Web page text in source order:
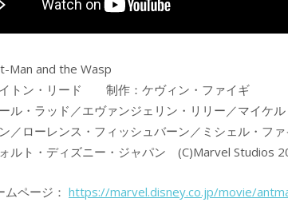
Man and the Wasp
トン・リード 制作：ケヴィン・ファイギ
ル・ラッド／エヴァンジェリン・リリー／マイケ
／ローレンス・フィッシュバーン／ミシェル・フ
ルト・ディズニー・ジャパン (C)Marvel Studios
ページ： https://marvel.disney.co.jp/movie/